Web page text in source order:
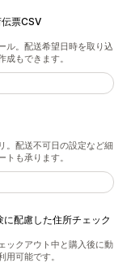
票CSV
ル。配送希望日時を取り込
もできます。
。配送不可日の設定など細
も承ります。
配慮した住所チェック
ックアウト中と購入後に動
可能です。